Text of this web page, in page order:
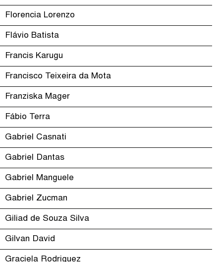
Florencia Lorenzo
Flávio Batista
Francis Karugu
Francisco Teixeira da Mota
Franziska Mager
Fábio Terra
Gabriel Casnati
Gabriel Dantas
Gabriel Manguele
Gabriel Zucman
Giliad de Souza Silva
Gilvan David
Graciela Rodriguez